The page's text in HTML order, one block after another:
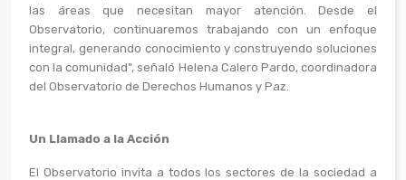
las áreas que necesitan mayor atención. Desde el
Observatorio, continuaremos trabajando con un enfoque
integral, generando conocimiento y construyendo soluciones
con la comunidad”, señaló Helena Calero Pardo, coordinadora
del Observatorio de Derechos Humanos y Paz.
Un Llamado a la Acción
El Observatorio invita a todos los sectores de la sociedad a